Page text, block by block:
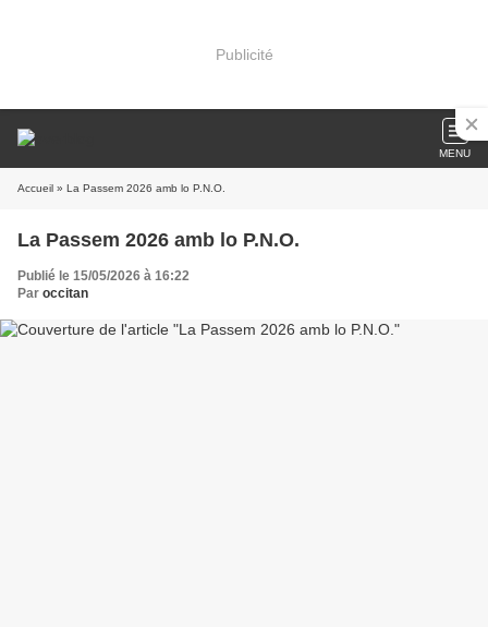
Publicité
MENU
Accueil » La Passem 2026 amb lo P.N.O.
La Passem 2026 amb lo P.N.O.
Publié le 15/05/2026 à 16:22
Par occitan